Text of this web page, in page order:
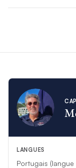
Le capitaine Moriel
passent la
nouveaux horizons,
accueillir
*Si des
LANGUES
Portugais (langue